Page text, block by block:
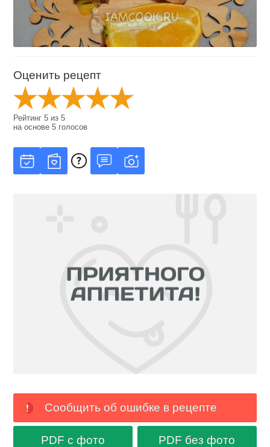
Оценить рецепт
Рейтинг5 из5
на основе5 голосов
Сообщить об ошибке в рецепте
PDF с фото PDF без фото